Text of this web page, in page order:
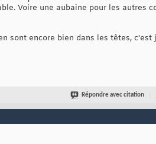
Voire une aubaine pour les autres
sont encore bien dans les têtes, c'est
Répondre avec citation